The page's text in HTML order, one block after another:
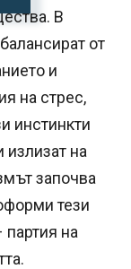
В
от
и
на стрес,
инстинкти
на
започва
тези
на